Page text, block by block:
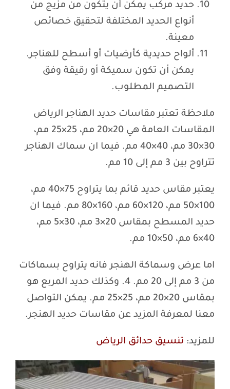
حديد مركب يمكن أن يتكون من مزيج من
أنواع الحديد المختلفة لتحقيق خصائص
معينة.
ألواح حديدية كأرضيات أو أسطح للهناجر.
يمكن أن تكون سميكة أو رقيقة وفق
التصميم المطلوب.
ملاحظة تعتبر مقاسات حديد الهناجر الرياض
المقاسات العامة هي 20×20 مم، 25×25 مم،
30×30 مم، 40×40 مم. فيما ان سماك الهناجر
تتراوح بين 3 مم إلى 10 مم.
يعتبر مقاس حديد قائم بما يتراوح 75×40 مم،
100×50 مم، 120×60 مم، 160×80 مم. فيما ان
حديد المسطح بمقاس 20×3 مم، 30×5 مم،
40×6 مم، 50×10 مم.
اما عرض وسماكة الهنجر فانه يتراوح بسماكات
من 3 مم إلى 20 مم. 4. وكذلك حديد المربع هو
بمقاس 20×20 مم، 25×25 مم. يمكن التواصل
معنا لمعرفة المزيد عن مقاسات حديد الهنجر.
للمزيد: تنسيق حدائق الرياض